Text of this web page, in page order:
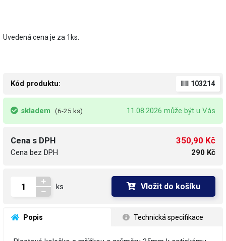
Uvedená cena je za 1ks.
Kód produktu: 103214
skladem (6-25 ks) 11.08.2026 může být u Vás
Cena s DPH
Cena bez DPH
350,90 Kč
290 Kč
ks Vložit do košíku
Popis Technická specifikace